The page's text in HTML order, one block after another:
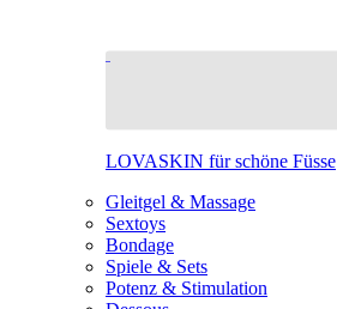
LOVASKIN für schöne Füsse
Gleitgel & Massage
Sextoys
Bondage
Spiele & Sets
Potenz & Stimulation